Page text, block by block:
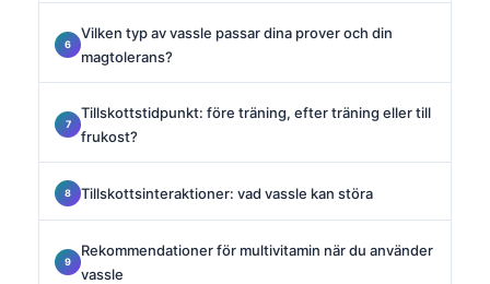
Vilken typ av vassle passar dina prover och din
magtolerans?
Tillskottstidpunkt: före träning, efter träning eller till
frukost?
Tillskottsinteraktioner: vad vassle kan störa
Rekommendationer för multivitamin när du använder
vassle